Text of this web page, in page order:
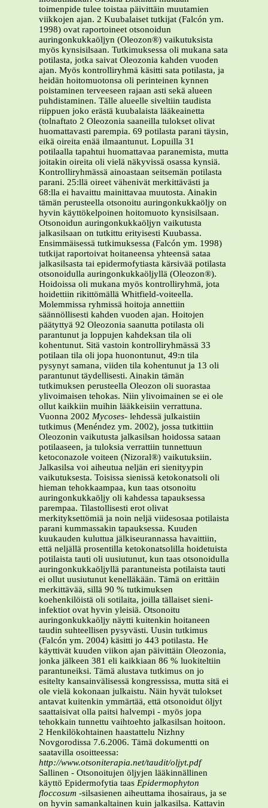
toimenpide tulee toistaa päivittäin muutamien
viikkojen ajan. 2 Kuubalaiset tutkijat (Falcón ym.
1998) ovat raportoineet otsonoidun
auringonkukkaöljyn (Oleozon®) vaikutuksista
myös kynsisilsaan. Tutkimuksessa oli mukana sata
potilasta, jotka saivat Oleozonia kahden vuoden
ajan. Myös kontrolliryhmä käsitti sata potilasta, ja
heidän hoitomuotonsa oli perinteinen kynnen
poistaminen terveeseen rajaan asti sekä alueen
puhdistaminen. Tälle alueelle siveltiin taudista
riippuen joko erästä kuubalaista lääkeainetta
(tolnaftato 2 Oleozonia saaneilla tulokset olivat
huomattavasti parempia. 69 potilasta parani täysin,
eikä oireita enää ilmaantunut. Lopuilla 31
potilaalla tapahtui huomattavaa paranemista, mutta
joitakin oireita oli vielä näkyvissä osassa kynsiä.
Kontrolliryhmässä ainoastaan seitsemän potilasta
parani. 25:llä oireet vähenivät merkittävästi ja
68:lla ei havaittu mainittavaa muutosta. Ainakin
tämän perusteella otsonoitu auringonkukkaöljy on
hyvin käyttökelpoinen hoitomuoto kynsisilsaan.
Otsonoidun auringonkukkaöljyn vaikutusta
jalkasilsaan on tutkittu erityisesti Kuubassa.
Ensimmäisessä tutkimuksessa (Falcón ym. 1998)
tutkijat raportoivat hoitaneensa yhteensä sataa
jalkasilsasta tai epidermofytiasta kärsivää potilasta
otsonoidulla auringonkukkaöljyllä (Oleozon®).
Hoidoissa oli mukana myös kontrolliryhmä, jota
hoidettiin rikittömällä Whitfield-voiteella.
Molemmissa ryhmissä hoitoja annettiin
säännöllisesti kahden vuoden ajan. Hoitojen
päätyttyä 92 Oleozonia saanutta potilasta oli
parantunut ja loppujen kahdeksan tila oli
kohentunut. Sitä vastoin kontrolliryhmässä 33
potilaan tila oli jopa huonontunut, 49:n tila
pysynyt samana, viiden tila kohentunut ja 13 oli
parantunut täydellisesti. Ainakin tämän
tutkimuksen perusteella Oleozon oli suorastaa
ylivoimaisen tehokas. Niin ylivoimainen se ei ole
ollut kaikkiin muihin lääkkeisiin verrattuna.
Vuonna 2002 Mycoses- lehdessä julkaistiin
tutkimus (Menéndez ym. 2002), jossa tutkittiin
Oleozonin vaikutusta jalkasilsan hoidossa sataan
potilaaseen, ja tuloksia verrattiin tunnettuun
ketoconazole voiteen (Nizoral®) vaikutuksiin.
Jalkasilsa voi aiheutua neljän eri sienityypin
vaikutuksesta. Toisissa sienissä ketokonatsoli oli
hieman tehokkaampaa, kun taas otsonoitu
auringonkukkaöljy oli kahdessa tapauksessa
parempaa. Tilastollisesti erot olivat
merkityksettömiä ja noin neljä viidesosaa potilaista
parani kummassakin tapauksessa. Kuuden
kuukauden kuluttua jälkiseurannassa havaittiin,
että neljällä prosentilla ketokonatsolilla hoidetuista
potilaista tauti oli uusiutunut, kun taas otsonoidulla
auringonkukkaöljyllä parantuneista potilaista tauti
ei ollut uusiutunut kenelläkään. Tämä on erittäin
merkittävää, sillä 90 % tutkimuksen
koehenkilöistä oli sotilaita, joilla tällaiset sieni-
infektiot ovat hyvin yleisiä. Otsonoitu
auringonkukkaöljy näytti kuitenkin hoitaneen
taudin suhteellisen pysyvästi. Uusin tutkimus
(Falcón ym. 2004) käsitti jo 443 potilasta. He
käyttivät kuuden viikon ajan päivittäin Oleozonia,
jonka jälkeen 381 eli kaikkiaan 86 % luokiteltiin
parantuneiksi. Tämä alustava tutkimus on jo
esitelty kansainvälisessä kongressissa, mutta sitä ei
ole vielä kokonaan julkaistu. Näin hyvät tulokset
antavat kuitenkin ymmärtää, että otsonoidut öljyt
saattaisivat olla paitsi halvempi - myös jopa
tehokkain tunnettu vaihtoehto jalkasilsan hoitoon.
2 Henkilökohtainen haastattelu Nizhny
Novgorodissa 7.6.2006. Tämä dokumentti on
saatavilla osoitteessa:
http://www.otsoniterapia.net/taudit/oljyt.pdf
Sallinen - Otsonoitujen öljyjen lääkinnällinen
käyttö Epidermofytia taas Epidermophyton
floccosum -silsasienen aiheuttama ihosairaus, ja se
on hyvin samankaltainen kuin jalkasilsa. Kattavin